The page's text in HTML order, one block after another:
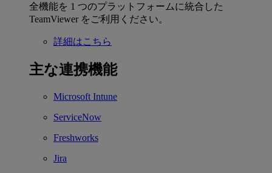
全機能を 1 つのプラットフォームに統合した
TeamViewer をご利用ください。
詳細はこちら
主な連携機能
Microsoft Intune
ServiceNow
Freshworks
Jira